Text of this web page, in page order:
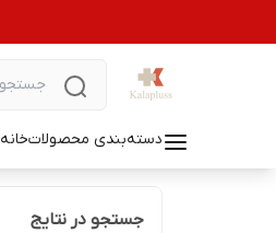
دسته‌بندی محصولاتخانه
جستجو در نتایج